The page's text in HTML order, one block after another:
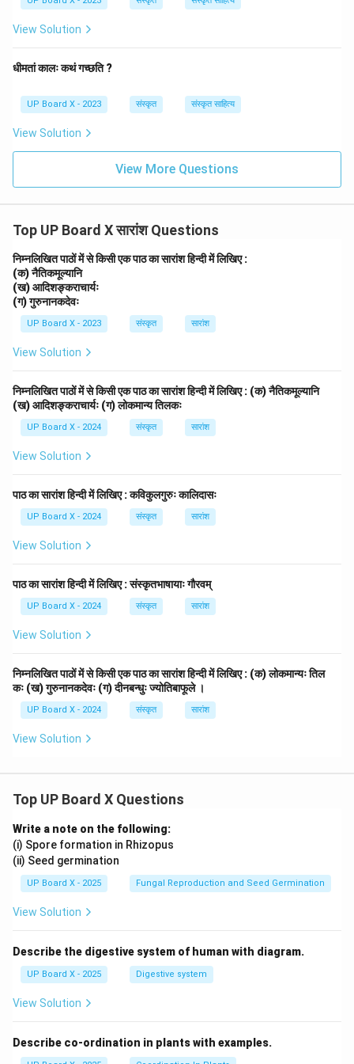
View Solution
धीमतां कालः कथं गच्छति ?
UP Board X - 2023 संस्कृत संस्कृत साहित्य
View Solution
View More Questions
Top UP Board X सारांश Questions
निम्नलिखित पाठों में से किसी एक पाठ का सारांश हिन्दी में लिखिए :
(क) नैतिकमूल्यानि
(ख) आदिशङ्कराचार्यः
(ग) गुरुनानकदेवः
UP Board X - 2023 संस्कृत सारांश
View Solution
निम्नलिखित पाठों में से किसी एक पाठ का सारांश हिन्दी में लिखिए : (क) नैतिकमूल्यानि
(ख) आदिशङ्कराचार्यः (ग) लोकमान्य तिलकः
UP Board X - 2024 संस्कृत सारांश
View Solution
पाठ का सारांश हिन्दी में लिखिए : कविकुलगुरुः कालिदासः
UP Board X - 2024 संस्कृत सारांश
View Solution
पाठ का सारांश हिन्दी में लिखिए : संस्कृतभाषायाः गौरवम्
UP Board X - 2024 संस्कृत सारांश
View Solution
निम्नलिखित पाठों में से किसी एक पाठ का सारांश हिन्दी में लिखिए : (क) लोकमान्यः तिल
कः (ख) गुरुनानकदेवः (ग) दीनबन्धुः ज्योतिबाफूले ।
UP Board X - 2024 संस्कृत सारांश
View Solution
Top UP Board X Questions
Write a note on the following:
(i) Spore formation in Rhizopus
(ii) Seed germination
UP Board X - 2025 Fungal Reproduction and Seed Germination
View Solution
Describe the digestive system of human with diagram.
UP Board X - 2025 Digestive system
View Solution
Describe co-ordination in plants with examples.